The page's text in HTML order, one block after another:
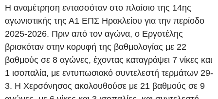
Η αναμέτρηση εντασσόταν στο πλαίσιο της 14ης
αγωνιστικής της Α1 ΕΠΣ Ηρακλείου για την περίοδο
2025-2026. Πριν από τον αγώνα, ο Εργοτέλης
βρισκόταν στην κορυφή της βαθμολογίας με 22
βαθμούς σε 8 αγώνες, έχοντας καταγράψει 7 νίκες και
1 ισοπαλία, με εντυπωσιακό συντελεστή τερμάτων 29-
3. Η Χερσόνησος ακολουθούσε με 21 βαθμούς σε 9